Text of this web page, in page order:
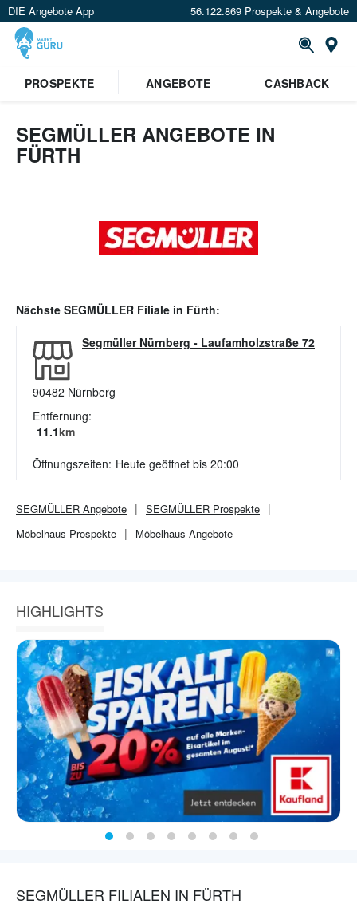
DIE Angebote App 56.122.869 Prospekte & Angebote
PROSPEKTE
ANGEBOTE CASHBACK
SEGMÜLLER ANGEBOTE IN
FÜRTH
Nächste SEGMÜLLER Filiale in Fürth:
Segmüller Nürnberg - Laufamholzstraße 72
90482 Nürnberg
Entfernung:
11.1km
Öffnungszeiten: Heute geöffnet bis 20:00
SEGMÜLLER Angebote SEGMÜLLER Prospekte
Möbelhaus Prospekte Möbelhaus Angebote
HIGHLIGHTS
SEGMÜLLER FILIALEN IN FÜRTH